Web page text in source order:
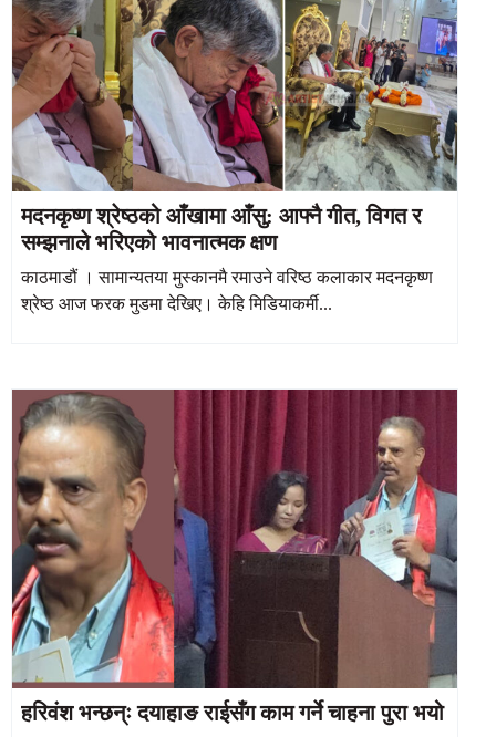
मदनकृष्ण श्रेष्ठको आँखामा आँसु: आफ्नै गीत, विगत र
सम्झनाले भरिएको भावनात्मक क्षण
काठमाडौं । सामान्यतया मुस्कानमै रमाउने वरिष्ठ कलाकार मदनकृष्ण
श्रेष्ठ आज फरक मुडमा देखिए। केहि मिडियाकर्मी...
हरिवंश भन्छन्ः दयाहाङ राईसँग काम गर्ने चाहना पुरा भयो